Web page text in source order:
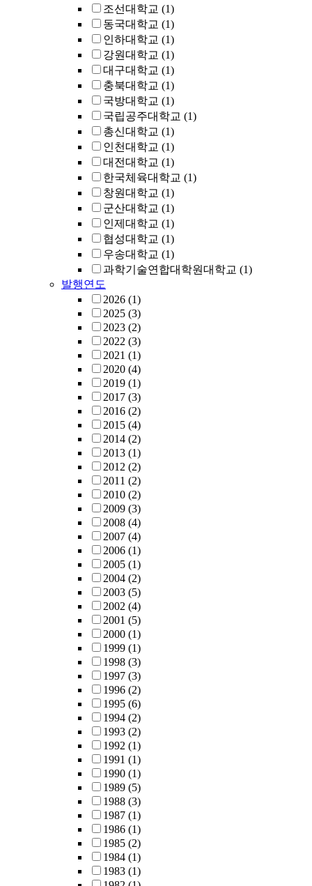
조선대학교 (1)
동국대학교 (1)
인하대학교 (1)
강원대학교 (1)
대구대학교 (1)
충북대학교 (1)
국방대학교 (1)
국립공주대학교 (1)
총신대학교 (1)
인천대학교 (1)
대전대학교 (1)
한국체육대학교 (1)
창원대학교 (1)
군산대학교 (1)
인제대학교 (1)
협성대학교 (1)
우송대학교 (1)
과학기술연합대학원대학교 (1)
발행연도
2026 (1)
2025 (3)
2023 (2)
2022 (3)
2021 (1)
2020 (4)
2019 (1)
2017 (3)
2016 (2)
2015 (4)
2014 (2)
2013 (1)
2012 (2)
2011 (2)
2010 (2)
2009 (3)
2008 (4)
2007 (4)
2006 (1)
2005 (1)
2004 (2)
2003 (5)
2002 (4)
2001 (5)
2000 (1)
1999 (1)
1998 (3)
1997 (3)
1996 (2)
1995 (6)
1994 (2)
1993 (2)
1992 (1)
1991 (1)
1990 (1)
1989 (5)
1988 (3)
1987 (1)
1986 (1)
1985 (2)
1984 (1)
1983 (1)